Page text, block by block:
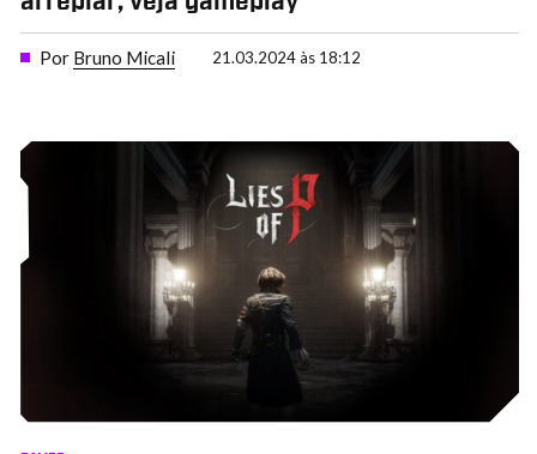
Por Bruno Micali 21.03.2024 às 18:12